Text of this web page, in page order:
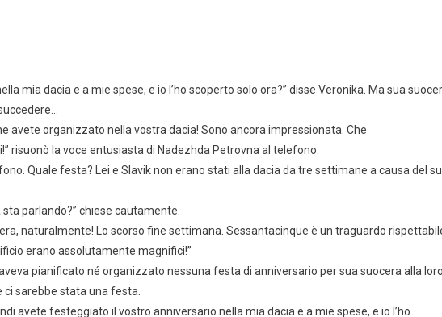
mia dacia e a mie spese, e io l’ho scoperto solo ora?” disse Veronika. Ma sua
avete organizzato nella vostra dacia! Sono ancora impressionata. Che
risuonò la voce entusiasta di Nadezhda Petrovna al telefono.
Quale festa? Lei e Slavik non erano stati alla dacia da tre settimane a causa del
parlando?” chiese cautamente.
naturalmente! Lo scorso fine settimana. Sessantacinque è un traguardo
erano assolutamente magnifici!”
pianificato né organizzato nessuna festa di anniversario per sua suocera alla loro
sarebbe stata una festa.
avete festeggiato il vostro anniversario nella mia dacia e a mie spese, e io l’ho